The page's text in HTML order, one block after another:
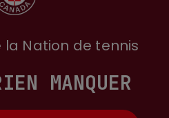
Nation de tennis
MANQUER